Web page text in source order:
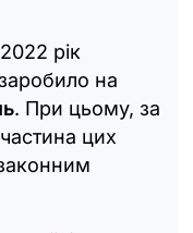
рік
на
. При цьому, за
цих